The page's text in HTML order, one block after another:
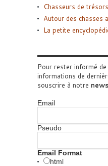
Chasseurs de
Autour des chasses
La petite
Pour rester informé
informations de
souscrire à notre
Email
Pseudo
Email Format
html